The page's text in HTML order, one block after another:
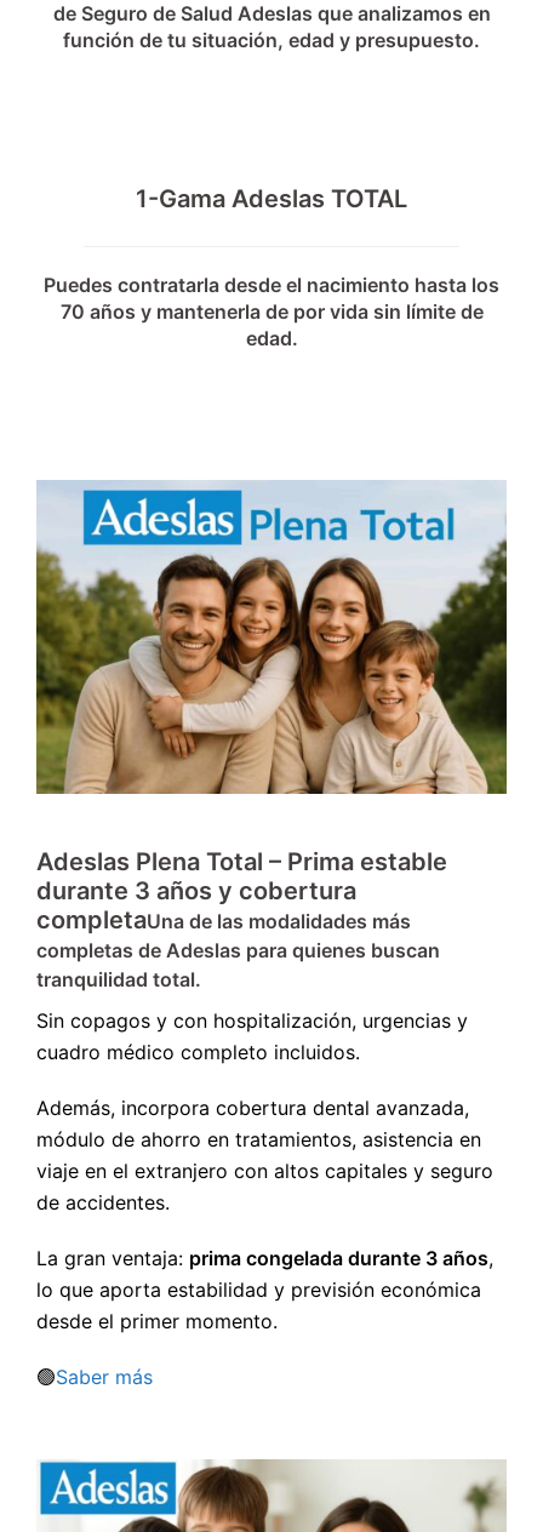
de Seguro de Salud Adeslas que analizamos en
función de tu situación, edad y presupuesto.
1-Gama Adeslas TOTAL
Puedes contratarla desde el nacimiento hasta los
70 años y mantenerla de por vida sin límite de
edad.
Adeslas Plena Total – Prima estable
durante 3 años y cobertura
completaUna de las modalidades más
completas de Adeslas para quienes buscan
tranquilidad total.
Sin copagos y con hospitalización, urgencias y
cuadro médico completo incluidos.
Además, incorpora cobertura dental avanzada,
módulo de ahorro en tratamientos, asistencia en
viaje en el extranjero con altos capitales y seguro
de accidentes.
La gran ventaja: prima congelada durante 3 años,
lo que aporta estabilidad y previsión económica
desde el primer momento.
🟢Saber más